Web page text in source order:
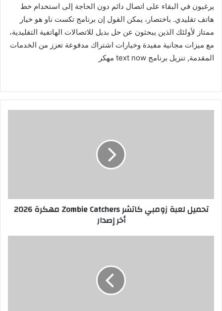
يرغبون في البقاء على اتصال دائم دون الحاجة إلى استخدام خط
هاتف تقليدي. باختصار، يمكن القول إن برنامج تكست ناو هو خيار
ممتاز لأولئك الذين يبحثون عن حل بديل للاتصالات الهاتفية التقليدية،
مع ميزات مجانية مفيدة وخيارات اشتراك مدفوعة تعزز من الخدمات
المقدمة, تنزيل برنامج text now مهكر
تحميل لعبة زومبي كاتشر Zombie Catchers مهكرة 2026
أخر إصدار